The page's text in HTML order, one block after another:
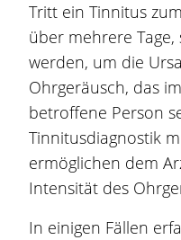
Tritt ein Tinnitus
über mehrere
werden, um die
Ohrgeräusch, das
betroffene Person
Tinnitusdiagnostik
ermöglichen dem
Intensität des
In einigen Fällen